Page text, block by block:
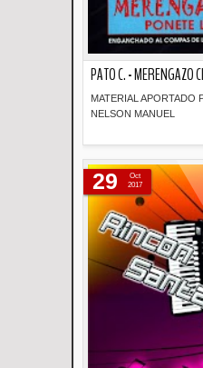
PATO C. - MERENGAZO
MATERIAL APORTADO
NELSON MANUEL
29
Oct
2017